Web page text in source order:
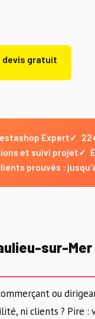
devis gratuit
Expert✓
et suivi projet✓
prouvés :
sur-
ou
ni clients ? Pire :